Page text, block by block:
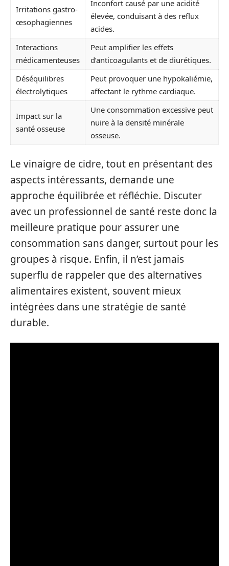
Irritations gastro-
œsophagiennes
Inconfort causé par une acidité
élevée, conduisant à des reflux
acides.
Interactions
médicamenteuses
Peut amplifier les effets
d’anticoagulants et de diurétiques.
Déséquilibres
électrolytiques
Peut provoquer une hypokaliémie,
affectant le rythme cardiaque.
Impact sur la
santé osseuse
Une consommation excessive peut
nuire à la densité minérale
osseuse.
Le vinaigre de cidre, tout en présentant des
aspects intéressants, demande une
approche équilibrée et réfléchie. Discuter
avec un professionnel de santé reste donc la
meilleure pratique pour assurer une
consommation sans danger, surtout pour les
groupes à risque. Enfin, il n’est jamais
superflu de rappeler que des alternatives
alimentaires existent, souvent mieux
intégrées dans une stratégie de santé
durable.